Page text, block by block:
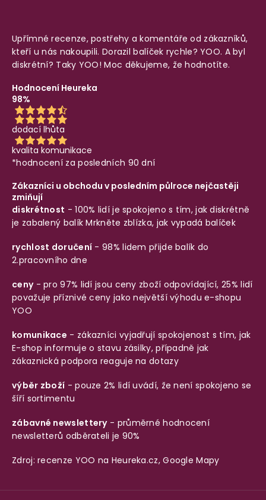
Upřímné recenze, postřehy a komentáře od zákazníků,
kteří u nás nakoupili. Dorazil balíček rychle? YOO. A byl
diskrétní? Taky YOO! Moc děkujeme, že hodnotíte.
Hodnocení Heureka
98%
dodací lhůta
kvalita komunikace
*hodnocení za posledních 90 dní
Zákazníci u obchodu v posledním půlroce nejčastěji
zmiňují
diskrétnost - 100% lidí je spokojeno s tím, jak diskrétně
je zabalený balíkMrkněte zblízka, jak vypadá balíček
rychlost doručení - 98% lidem přijde balík do
2.pracovního dne
ceny- pro 97% lidí jsou ceny zboží odpovídající, 25% lidí
považuje příznivé ceny jako největší výhodu e-shopu
YOO
komunikace - zákazníci vyjadřují spokojenost s tím, jak
E-shop informuje o stavu zásilky, případně jak
zákaznická podpora reaguje na dotazy
výběr zboží - pouze 2% lidí uvádí, že není spokojeno se
šíří sortimentu
zábavné newslettery- průměrné hodnocení
newsletterů odběrateli je 90%
Zdroj: recenze YOO na Heureka.cz,Google Mapy